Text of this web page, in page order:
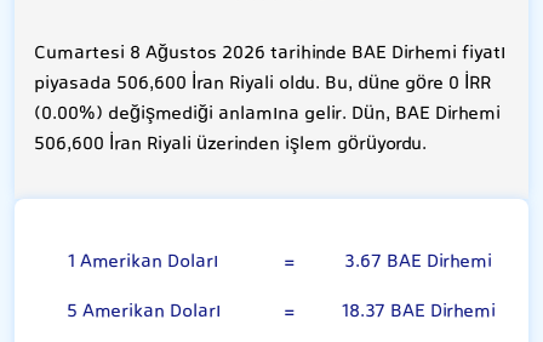
Cumartesi 8 Ağustos 2026 tarihinde BAE Dirhemi fiyatı
piyasada 506,600 İran Riyali oldu. Bu, düne göre 0 İRR
(0.00%) değişmediği anlamına gelir. Dün, BAE Dirhemi
506,600 İran Riyali üzerinden işlem görüyordu.
1 Amerikan Doları =
3.67 BAE Dirhemi
5 Amerikan Doları
= 18.37 BAE Dirhemi